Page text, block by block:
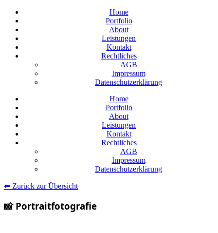
Home
Portfolio
About
Leistungen
Kontakt
Rechtliches
AGB
Impressum
Datenschutzerklärung
Home
Portfolio
About
Leistungen
Kontakt
Rechtliches
AGB
Impressum
Datenschutzerklärung
⬅ Zurück zur Übersicht
📸 Portraitfotografie